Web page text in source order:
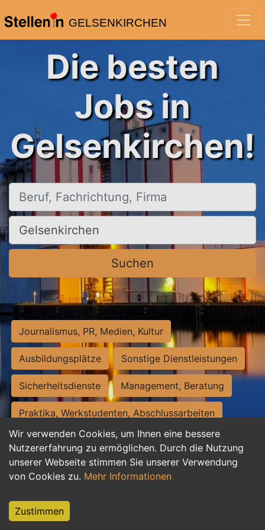
GELSENKIRCHEN
Wir verwenden Cookies, um Ihnen eine bessere
Nutzererfahrung zu ermöglichen. Durch die Nutzung
unserer Webseite stimmen Sie unserer Verwendung
von Cookies zu. Mehr Informationen
Zustimmen
Die besten
Jobs in
Gelsenkirchen!
Beruf, Fachrichtung, Firma
Ort, Stadt
Suchen
Journalismus, PR, Medien, Kultur
Ausbildungsplätze Sonstige Dienstleistungen
Sicherheitsdienste Management, Beratung
Praktika, Werkstudenten, Abschlussarbeiten
Personalwesen Assistenz, Sekretariat
Hilfskräfte, Aushilfs- und Nebenjobs
Weiterbildung, Studium, duale Ausbildung